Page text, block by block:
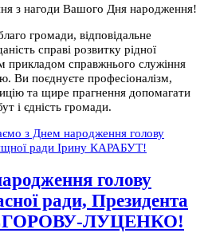
з нагоди Вашого Дня народження!
громади, відповідальне
справі розвитку рідної
прикладом справжнього служіння
Ви поєднуєте професіоналізм,
та щире прагнення допомагати
і єдність громади.
з Днем народження голову
ради Ірину КАРАБУТ!
голову
ради, Президента
ЛУЦЕНКО!